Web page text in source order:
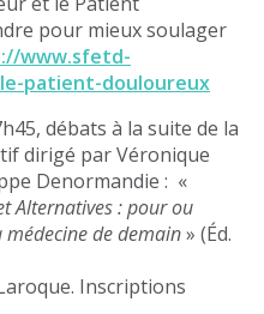
pour mieux soulager
www.sfetd-
patient-douloureux
débats à la suite de la
dirigé par Véronique
Denormandie : «
Alternatives : pour ou
médecine de demain» (Éd.
Inscriptions